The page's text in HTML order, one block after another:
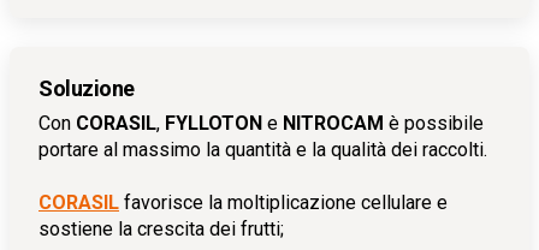
Soluzione
Con CORASIL, FYLLOTON e NITROCAM è possibile
portare al massimo la quantità e la qualità dei raccolti.
CORASIL favorisce la moltiplicazione cellulare e
sostiene la crescita dei frutti;